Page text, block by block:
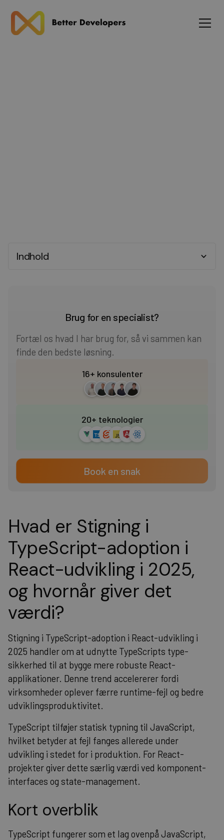
Hvad er Stigning i
TypeScript-adoption i
React-udvikling i 2025,
og hvornår giver det
værdi?
Stigning i TypeScript-adoption i React-udvikling i
2025 handler om at udnytte TypeScripts type-
sikkerhed til at bygge mere robuste React-
applikationer. Denne trend accelererer fordi
virksomheder oplever færre runtime-fejl og bedre
udviklingsproduktivitet.
TypeScript tilføjer statisk typning til JavaScript,
hvilket betyder at fejl fanges allerede under
udvikling i stedet for i produktion. For React-
projekter giver dette særlig værdi ved komponent-
interfaces og state-management.
Kort overblik
TypeScript fungerer som et lag ovenpå JavaScript,
Indhold
Heading 4
Heading 5
Brug for en specialist?
Fortæl os hvad I har brug for, så vi sammen kan
finde den bedste løsning.
16+ konsulenter
20+ teknologier
Book en snak